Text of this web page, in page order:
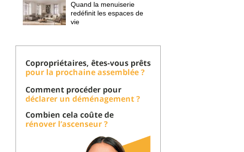
Quand la menuiserie
redéfinit les espaces de
vie